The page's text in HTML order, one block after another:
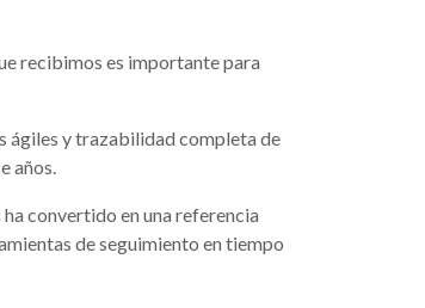
recibimos es importante para
ágiles y trazabilidad completa de
años.
convertido en una referencia
de seguimiento en tiempo